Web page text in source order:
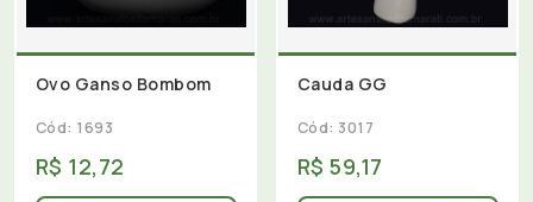
Ovo Ganso Bombom
Cód: 1693
R$ 12,72
Cauda GG
Cód: 3017
R$ 59,17